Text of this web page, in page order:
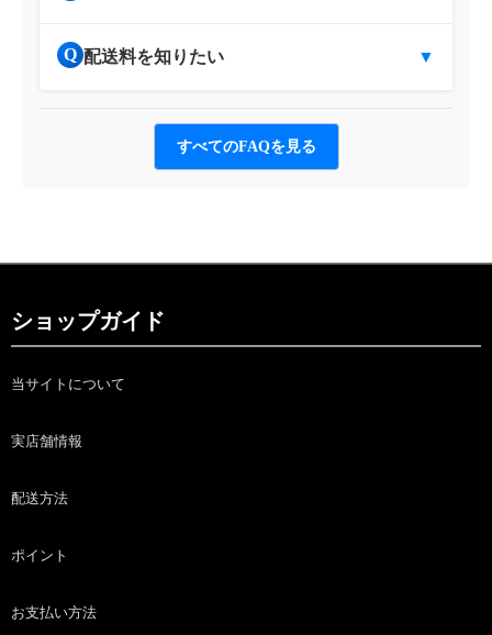
Q 配送料を知りたい ▼
すべてのFAQを見る
ショップガイド
当サイトについて
実店舗情報
配送方法
ポイント
お支払い方法